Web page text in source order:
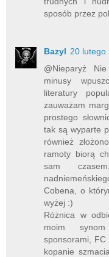
sposób przez
Bazyl 20 lutego
@Nieparyż
minusy
literatury
zauważam
prostego
tak są wyparte
również
ramoty biorą
sam
Cobena, o
wyżej :)
Różnica w
moim
sponsorami, FC
kopanie